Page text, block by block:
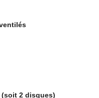
(soit 2 disques)